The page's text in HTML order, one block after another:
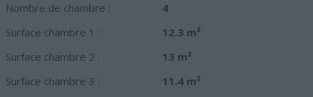
Nombre de chambre :
4
Surface chambre 1 :
12.3 m²
Surface chambre 2 :
13 m²
Surface chambre 3 :
11.4 m²